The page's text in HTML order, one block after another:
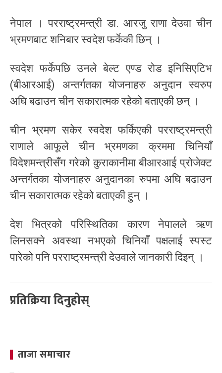
नेपाल । परराष्ट्रमन्त्री डा. आरजु राणा देउवा चीन
भ्रमणबाट शनिबार स्वदेश फर्केकी छिन् ।
स्वदेश फर्केपछि उनले बेल्ट एण्ड रोड इनिसिएटिभ
(बीआरआई) अन्तर्गतका योजनाहरु अनुदान स्वरुप
अघि बढाउन चीन सकारात्मक रहेको बताएकी छन् ।
चीन भ्रमण सकेर स्वदेश फर्किएकी परराष्ट्रमन्त्री
राणाले आफूले चीन भ्रमणका क्रममा चिनियाँ
विदेशमन्त्रीसँग गरेको कुराकानीमा बीआरआई प्रोजेक्ट
अन्तर्गतका योजनाहरु अनुदानका रुपमा अघि बढाउन
चीन सकारात्मक रहेको बताएकी हुन् ।
देश भित्रको परिस्थितिका कारण नेपालले ऋण
लिनसक्ने अवस्था नभएको चिनियाँ पक्षलाई स्पस्ट
पारेको पनि परराष्ट्रमन्त्री देउवाले जानकारी दिइन् ।
प्रतिक्रिया दिनुहोस्
ताजा समाचार